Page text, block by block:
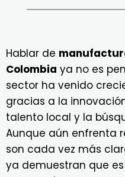
Hablar de
Colombia ya no es
sector ha venido
gracias a la
talento local y la
Aunque aún enfrenta
son cada vez más
ya demuestran que